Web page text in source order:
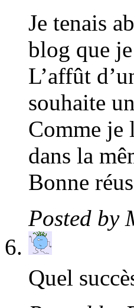
Je tenais
blog que
L’affût
souhaite
Comme je
dans la
Bonne
Posted by
Quel